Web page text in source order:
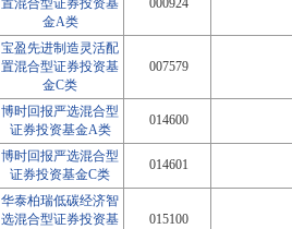
置混合型证券投资基
金A类
000924
宝盈先进制造灵活配
置混合型证券投资基
金C类
007579
博时回报严选混合型
证券投资基金A类
014600
博时回报严选混合型
证券投资基金C类
014601
华泰柏瑞低碳经济智
选混合型证券投资基
015100